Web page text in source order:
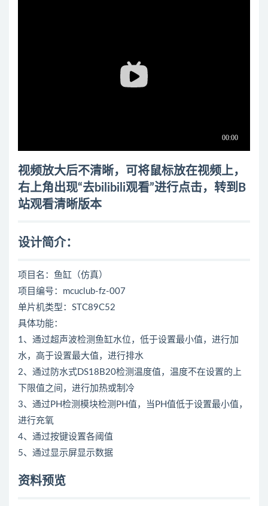
视频放大后不清晰，可将鼠标放在视频上，
右上角出现“去bilibili观看”进行点击，转到B
站观看清晰版本
设计简介：
项目名：鱼缸（仿真）
项目编号：mcuclub-fz-007
单片机类型：STC89C52
具体功能：
1、通过超声波检测鱼缸水位，低于设置最小值，进行加
水，高于设置最大值，进行排水
2、通过防水式DS18B20检测温度值，温度不在设置的上
下限值之间，进行加热或制冷
3、通过PH检测模块检测PH值，当PH值低于设置最小值，
进行充氧
4、通过按键设置各阈值
5、通过显示屏显示数据
资料预览